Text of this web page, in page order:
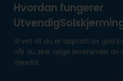
Hvordan fungerer
Vi vet at du er opptatt av god
når du skal velge leverandør av
Gjesdal.